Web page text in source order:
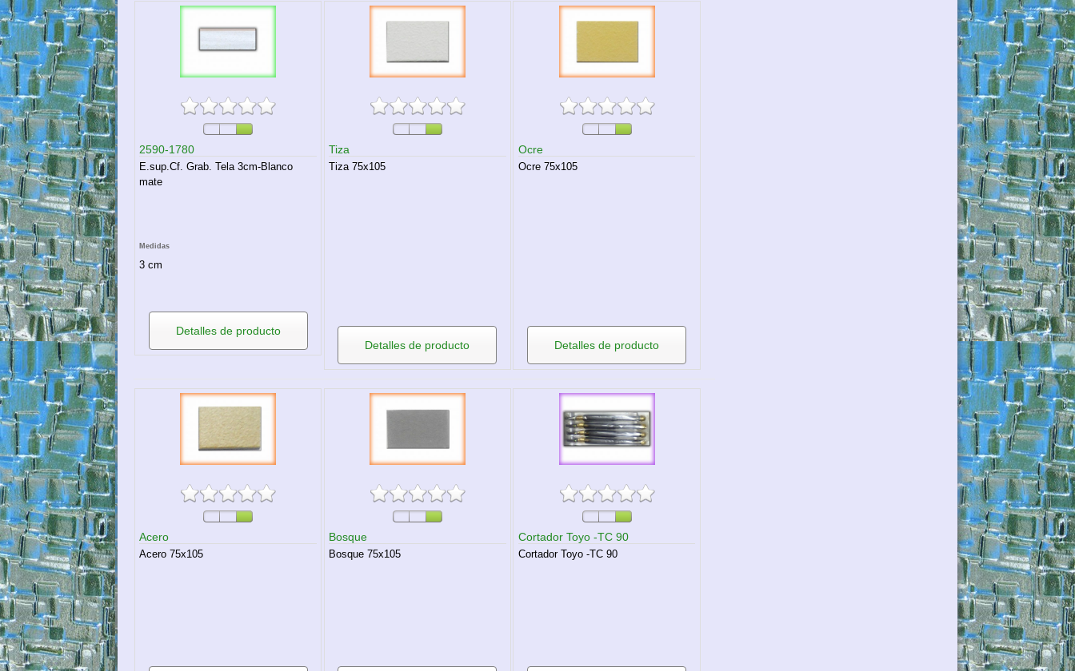
2590-1780
E.sup.Cf. Grab. Tela 3cm-Blanco
mate
Medidas
3 cm
Detalles de producto
Tiza
Tiza 75x105
Detalles de producto
Ocre
Ocre 75x105
Detalles de producto
Acero
Acero 75x105
Bosque
Bosque 75x105
Cortador Toyo -TC 90
Cortador Toyo -TC 90